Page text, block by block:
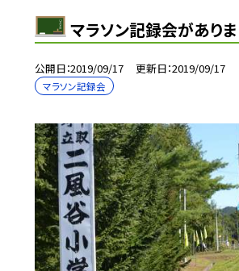
マラソン記録会があり
公開日 2019/09/17 更新日 2019/09/17
マラソン記録会